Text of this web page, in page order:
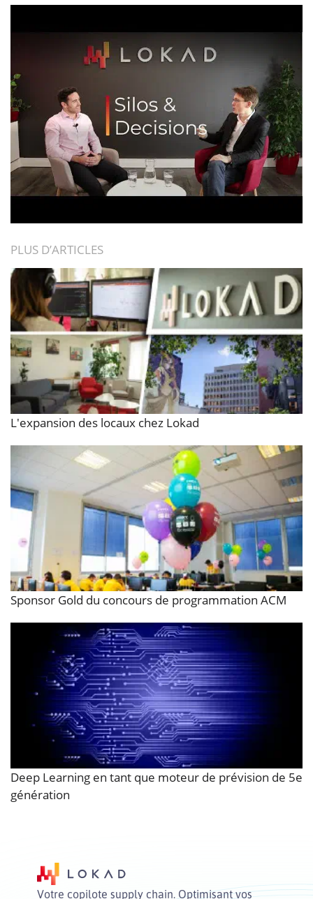
PLUS D’ARTICLES
L'expansion des locaux chez Lokad
Sponsor Gold du concours de programmation ACM
Deep Learning en tant que moteur de prévision de 5e
génération
Votre copilote supply chain. Optimisant vos